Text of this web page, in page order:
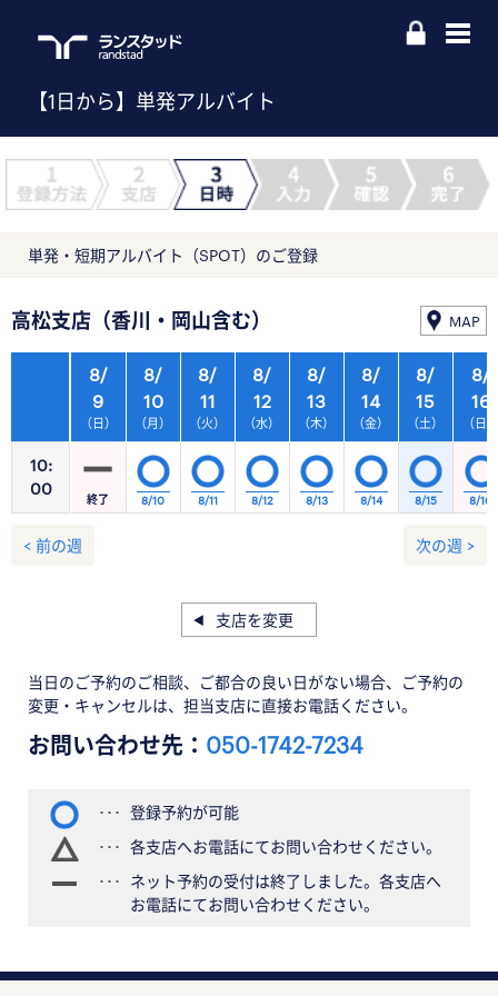
【1日から】単発アルバイト
単発・短期アルバイト（SPOT）のご登録
高松支店（香川・岡山含む） MAP
10:
00
8/
9
（日）
8/
10
（月）
8/
11
（火）
8/
12
（水）
8/
13
（木）
8/
14
（金）
8/
15
（土）
終了 8/10 8/11 8/12 8/13 8/14 8/15
8/
16
（日）
8/16
< 前の週 次の週 >
支店を変更
当日のご予約のご相談、ご都合の良い日がない場合、ご予約の
変更・キャンセルは、担当支店に直接お電話ください。
お問い合わせ先： 050-1742-7234
登録予約が可能
各支店へお電話にてお問い合わせください。
ネット予約の受付は終了しました。各支店へ
お電話にてお問い合わせください。